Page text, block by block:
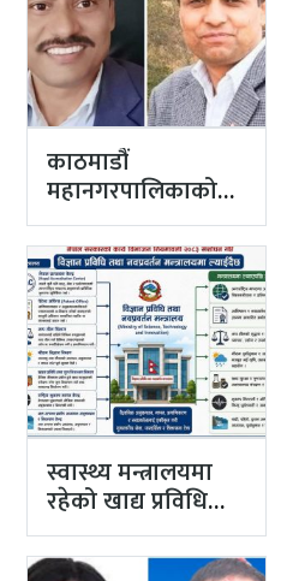
काठमाडौं
महानगरपालिकाको
प्रमुख प्रशासकीय
अधिकृतमा अर्याल,
सहसचिव केसी
अख्तियारबाट ‘आउट’
स्वास्थ्य मन्त्रालयमा
रहेको खाद्य प्रविधि
तथा गुण नियन्त्रण
विभाग विज्ञान…